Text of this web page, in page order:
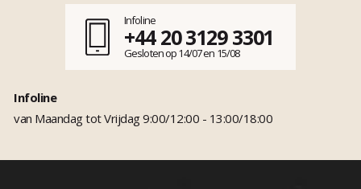
Infoline
+44 20 3129 3301
Gesloten op 14/07 en 15/08
Infoline
van Maandag tot Vrijdag 9:00/12:00 - 13:00/18:00